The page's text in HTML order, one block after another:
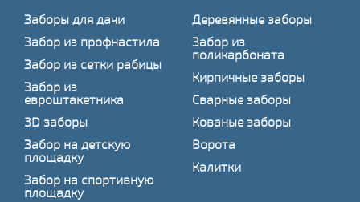
Заборы для дачи
Забор из профнастила
Забор из сетки рабицы
Забор из
евроштакетника
3D заборы
Забор на детскую
площадку
Забор на спортивную
площадку
Деревянные заборы
Забор из
поликарбоната
Кирпичные заборы
Сварные заборы
Кованые заборы
Ворота
Калитки